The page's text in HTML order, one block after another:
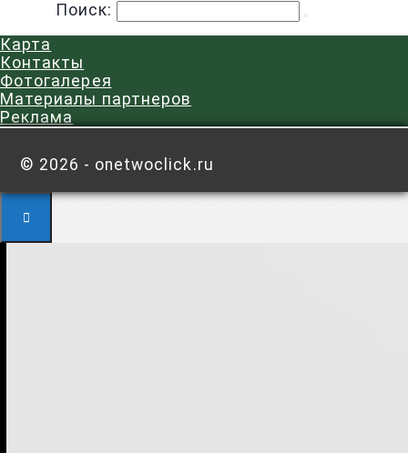
Поиск:
Карта
Контакты
Фотогалерея
Материалы партнеров
Реклама
© 2026 - onetwoclick.ru